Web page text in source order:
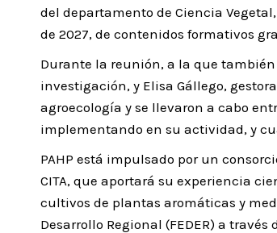
del departamento de Ciencia
de 2027, de contenidos formativos
Durante la reunión, a la que también
investigación, y Elisa Gállego,
agroecología y se llevaron a cabo
implementando en su actividad, y
PAHP está impulsado por un
CITA, que aportará su experiencia
cultivos de plantas aromáticas y
Desarrollo Regional (FEDER) a